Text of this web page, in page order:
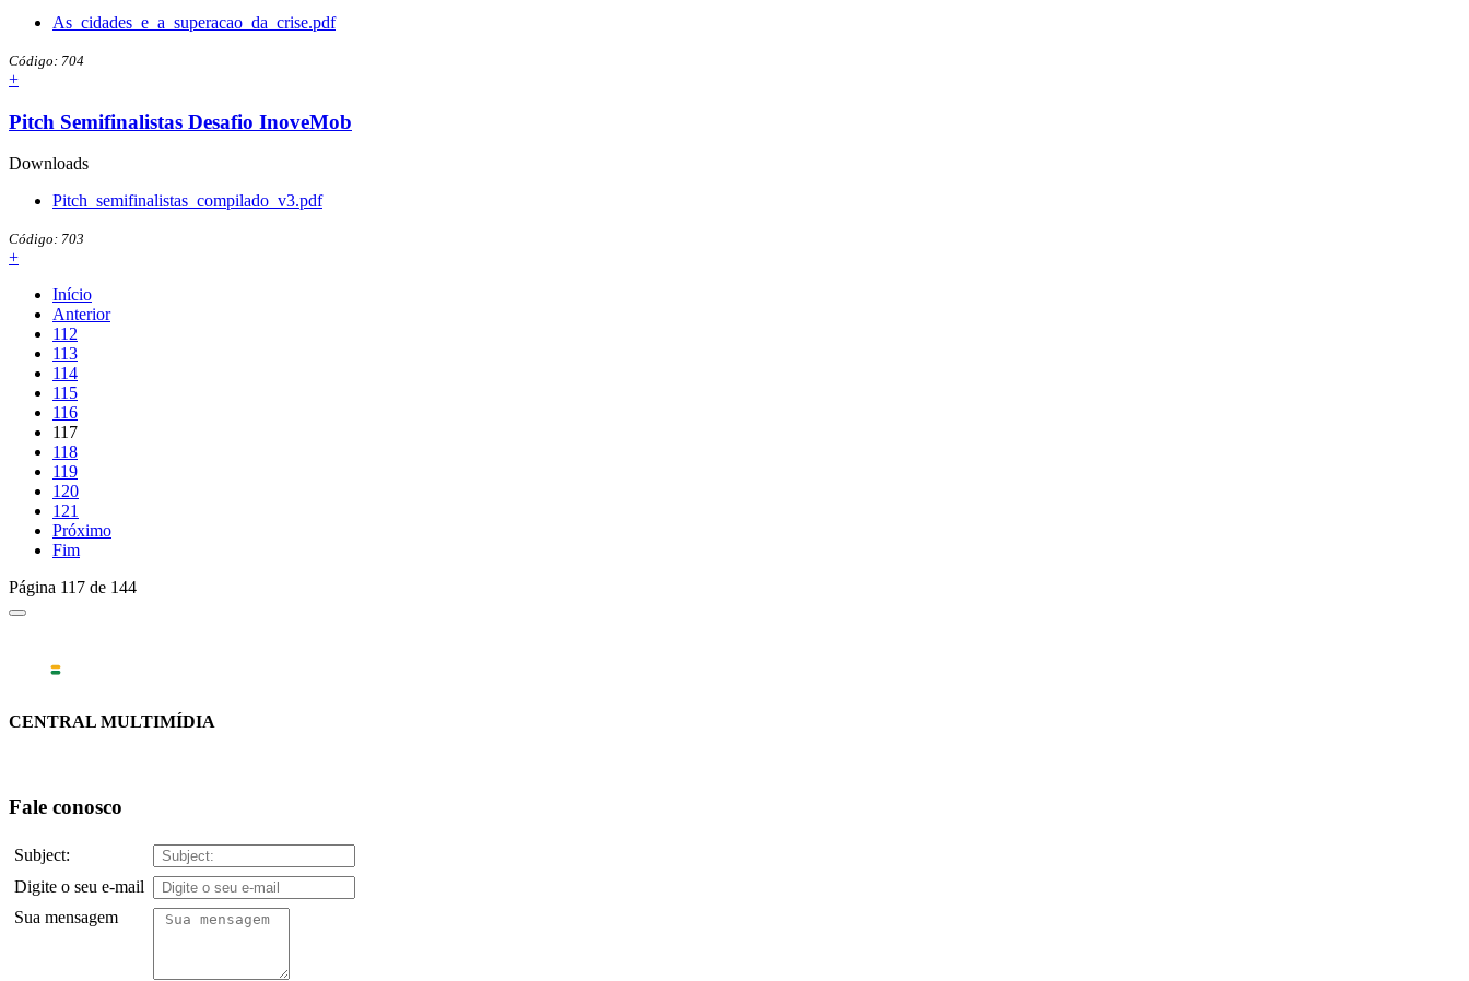
As_cidades_e_a_superacao_da_crise.pdf
Código: 704
+
Pitch Semifinalistas Desafio InoveMob
Downloads
Pitch_semifinalistas_compilado_v3.pdf
Código: 703
+
Início
Anterior
112
113
114
115
116
117
118
119
120
121
Próximo
Fim
Página 117 de 144
CENTRAL MULTIMÍDIA
Fale conosco
Subject:
Digite o seu e-mail
Sua mensagem